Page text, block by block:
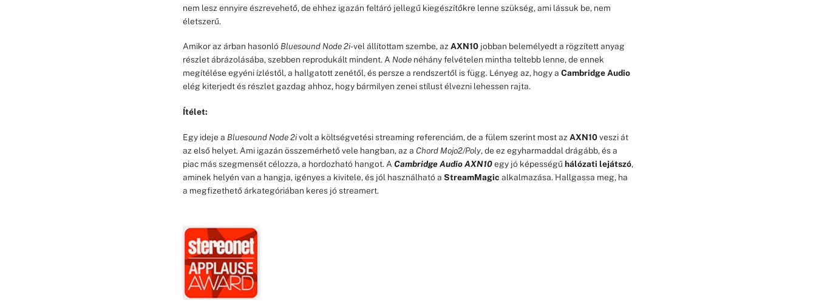
nem lesz ennyire észrevehető, de ehhez igazán feltáró jellegű kiegészítőkre lenne szükség, ami lássuk be, nem
életszerű.
Amikor az árban hasonló Bluesound Node 2i-vel állítottam szembe, az AXN10jobban belemélyedt a rögzített anyag
részlet ábrázolásába, szebben reprodukált mindent. A Nodenéhány felvételen mintha teltebb lenne, de ennek
megítélése egyéni ízléstől, a hallgatott zenétől, és persze a rendszertől is függ. Lényeg az, hogy a Cambridge Audio
elég kiterjedt és részlet gazdag ahhoz, hogy bármilyen zenei stílust élvezni lehessen rajta.
Ítélet:
Egy ideje a Bluesound Node 2ivolt a költségvetési streaming referenciám, de a fülem szerint most az AXN10veszi át
az első helyet. Ami igazán összemérhető vele hangban, az a Chord Mojo2/Poly, de ez egyharmaddal drágább, és a
piac más szegmensét célozza, a hordozható hangot. A Cambridge Audio AXN10egy jó képességű hálózati lejátszó,
aminek helyén van a hangja, igényes a kivitele, és jól használható a StreamMagic alkalmazása. Hallgassa meg, ha
a megfizethető árkategóriában keres jó streamert.